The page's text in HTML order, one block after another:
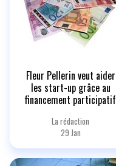
Fleur Pellerin veut aider
les start-up grâce au
financement participatif
La rédaction
29 Jan